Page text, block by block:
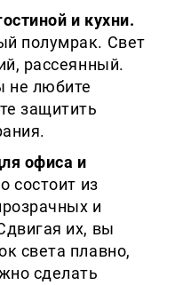
и кухни.
полумрак. Свет
рассеянный.
не любите
защитить
офиса и
состоит из
и
их, вы
света плавно,
сделать